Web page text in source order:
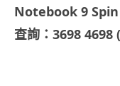
Notebook 9 Spin
查詢：3698